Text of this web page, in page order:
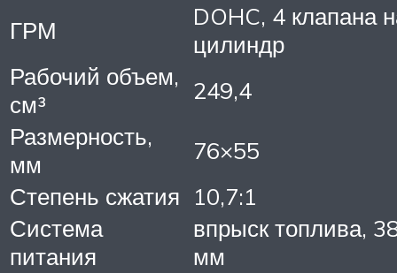
ГРМ
DOHC, 4 клапана
цилиндр
Рабочий объем,
см³
249,4
Размерность,
мм
76×55
Степень сжатия 10,7:1
Система
питания
впрыск топлива,
мм